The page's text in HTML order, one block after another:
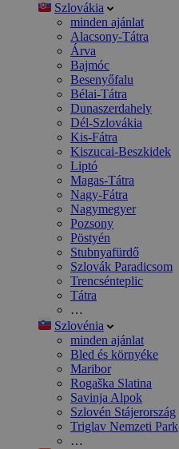
Szlovákia
minden ajánlat
Alacsony-Tátra
Árva
Bajmóc
Besenyőfalu
Bélai-Tátra
Dunaszerdahely
Dél-Szlovákia
Kis-Fátra
Kiszucai-Beszkidek
Liptó
Magas-Tátra
Nagy-Fátra
Nagymegyer
Pozsony
Pöstyén
Stubnyafürdő
Szlovák Paradicsom
Trencsénteplic
Tátra
…
Szlovénia
minden ajánlat
Bled és környéke
Maribor
Rogaška Slatina
Savinja Alpok
Szlovén Stájerország
Triglav Nemzeti Park
…